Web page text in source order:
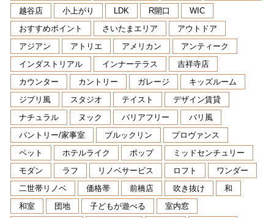
越谷店
小上がり LDK R開口
WIC
おすすめポイント
さいたまエリア
アウトドア
アジアン
アトリエ アメリカン
アンティーク
インダストリアル
インナーテラス
吉祥寺店
カウンター
カントリー ガレージ
キッズルーム
ジブリ風
スタジオ テイスト
デザイン賃貸
ナチュラル
ヌック バリアフリー
バリ風
パントリー/家事室
ブルックリン
プロヴァンス
ペット
ホテルライク ポップ
ミッドセンチュリー
モダン
ラフ リノベサービス ロフト
ワンダー
二世帯リノベ
価格帯 前橋店 吹き抜け
和
和室
団地 子どもが遊べる
室内窓